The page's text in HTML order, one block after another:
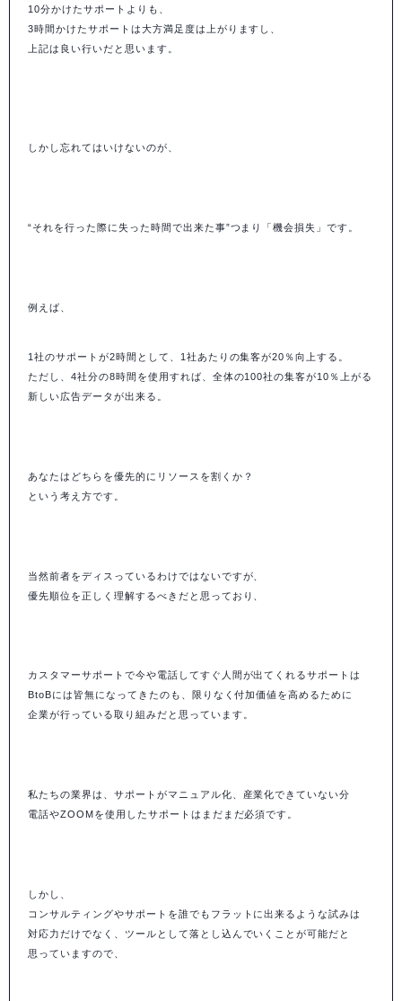
10分かけたサポートよりも、
3時間かけたサポートは大方満足度は上がりますし、
上記は良い行いだと思います。
しかし忘れてはいけないのが、
“それを行った際に失った時間で出来た事”つまり「機会損失」です。
例えば、
1社のサポートが2時間として、1社あたりの集客が20％向上する。
ただし、4社分の8時間を使用すれば、全体の100社の集客が10％上がる
新しい広告データが出来る。
あなたはどちらを優先的にリソースを割くか？
という考え方です。
当然前者をディスっているわけではないですが、
優先順位を正しく理解するべきだと思っており、
カスタマーサポートで今や電話してすぐ人間が出てくれるサポートは
BtoBには皆無になってきたのも、限りなく付加価値を高めるために
企業が行っている取り組みだと思っています。
私たちの業界は、サポートがマニュアル化、産業化できていない分
電話やZOOMを使用したサポートはまだまだ必須です。
しかし、
コンサルティングやサポートを誰でもフラットに出来るような試みは
対応力だけでなく、ツールとして落とし込んでいくことが可能だと
思っていますので、